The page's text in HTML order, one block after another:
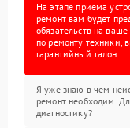
На этапе приема
ремонт вам будет
обязательств на
по ремонту техники,
гарантийный талон.
Я уже знаю в чем
ремонт необходим.
диагностику?